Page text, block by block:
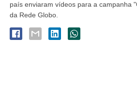
país enviaram vídeos para a campanha
da Rede Globo.